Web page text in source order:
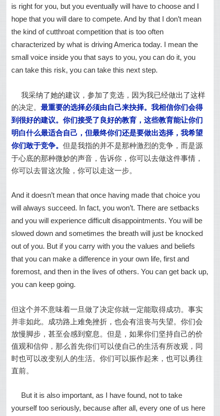
is right for you, but you eventually will have to choose and I
hope that you will dare to compete. And by that I don’t mean
the kind of cutthroat competition that is too often
characterized by what is driving America today. I mean the
small voice inside you that says to you, you can do it, you
can take this risk, you can take this next step.
我采纳了她的建议，参加了竞选，因为我已经做出了这样
的决定。最重要的选择必须由自己来抉择。我相信你们会得
到很好的建议。你们接受了良好的教育，这些教育能让你们
明白什么最适合自己，但最终你们还是要做出选择，我希望
你们敢于竞争。但是我指的并不是那种激烈的竞争，而是源
于心底的那种微妙的声音，告诉你，你可以去做这件事情，
你可以去冒这次险，你可以走这一步。
And it doesn’t mean that once having made that choice you
will always succeed. In fact, you won’t. There are setbacks
and you will experience difficult disappointments. You will be
slowed down and sometimes the breath will just be knocked
out of you. But if you carry with you the values and beliefs
that you can make a difference in your own life, first and
foremost, and then in the lives of others. You can get back up,
you can keep going.
但这个并不意味着一旦做了决定你就一定能取得成功。事实
并非如此。成功路上难免挫折，也会有沮丧与失望。你们会
放慢脚步，甚至会感到窒息。但是，如果你们坚持自己的价
值观和信仰，那么首先你们可以使自己的生活有所改观，同
时也可以改变别人的生活。你们可以振作起来，也可以勇往
直前。
But it is also important, as I have found, not to take
yourself too seriously, because after all, every one of us here